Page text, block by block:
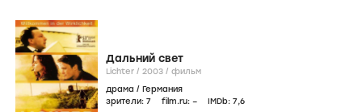
Дальний свет
Lichter / 2003 / фильм
драма / Германия
зрители: 7 film.ru: – IMDb: 7,6